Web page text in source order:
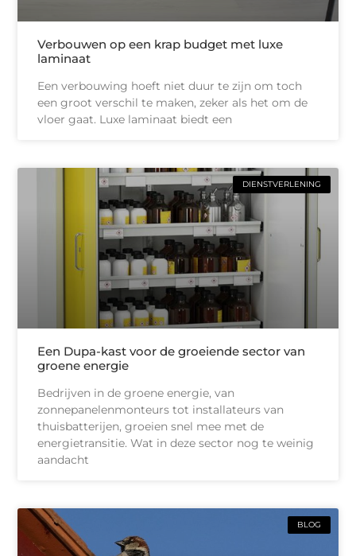
Verbouwen op een krap budget met luxe
laminaat
Een verbouwing hoeft niet duur te zijn om toch
een groot verschil te maken, zeker als het om de
vloer gaat. Luxe laminaat biedt een
DIENSTVERLENING
Een Dupa-kast voor de groeiende sector van
groene energie
Bedrijven in de groene energie, van
zonnepanelenmonteurs tot installateurs van
thuisbatterijen, groeien snel mee met de
energietransitie. Wat in deze sector nog te weinig
aandacht
BLOG